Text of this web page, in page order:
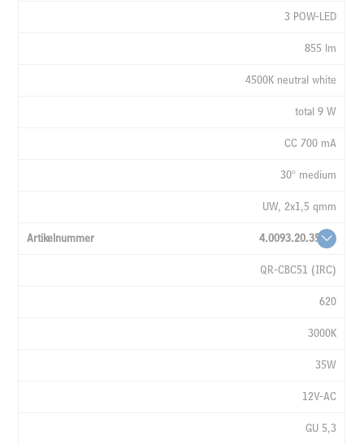
3 POW-LED
855 lm
4500K neutral white
total 9 W
CC 700 mA
30° medium
UW, 2x1,5 qmm
4.0093.20.35
QR-CBC51 (IRC)
620
3000K
35W
12V-AC
GU 5,3